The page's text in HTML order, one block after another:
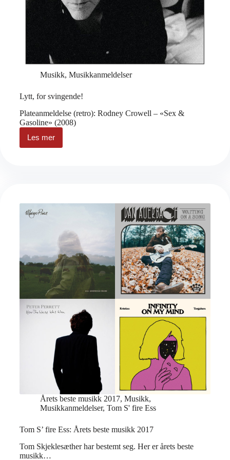
Musikk, Musikkanmeldelser
Lytt, for svingende!
Plateanmeldelse (retro): Rodney Crowell – «Sex &
Gasoline» (2008)
Les mer
Lytt,
for
Årets beste musikk 2017, Musikk,
Musikkanmeldelser, Tom S' fire Ess
Tom S’ fire Ess: Årets beste musikk 2017
Tom Skjeklesæther har bestemt seg. Her er årets beste
musikk…